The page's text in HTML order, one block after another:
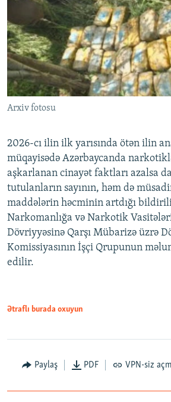
Arxiv fotosu
2026-cı ilin ilk yarısında ötən ilin
müqayisədə Azərbaycanda
aşkarlanan cinayət faktları azalsa
tutulanların sayının, həm də
maddələrin həcminin artdığı
Narkomanlığa və Narkotik
Dövriyyəsinə Qarşı Mübarizə üzrə
Komissiyasının İşçi Qrupunun
edilir.
Ətraflı burada oxuyun
Paylaş PDF VPN-siz